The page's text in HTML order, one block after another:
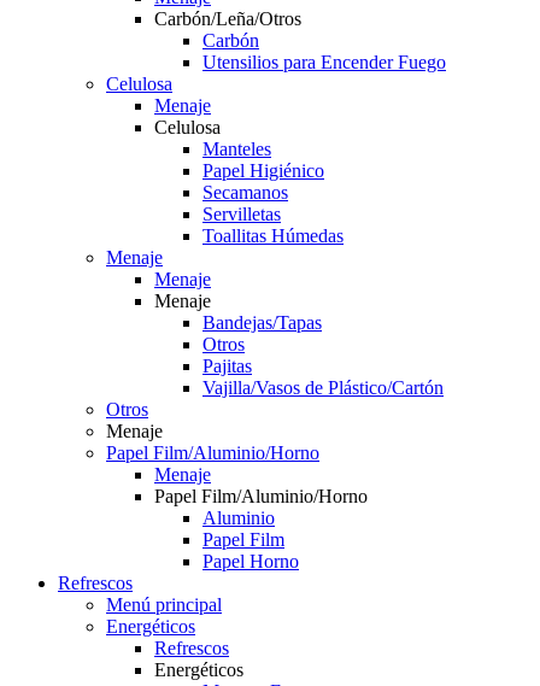
Carbón/Leña/Otros
Carbón
Utensilios para Encender Fuego
Celulosa
Menaje
Celulosa
Manteles
Papel Higiénico
Secamanos
Servilletas
Toallitas Húmedas
Menaje
Menaje
Menaje
Bandejas/Tapas
Otros
Pajitas
Vajilla/Vasos de Plástico/Cartón
Otros
Menaje
Papel Film/Aluminio/Horno
Menaje
Papel Film/Aluminio/Horno
Aluminio
Papel Film
Papel Horno
Refrescos
Menú principal
Energéticos
Refrescos
Energéticos